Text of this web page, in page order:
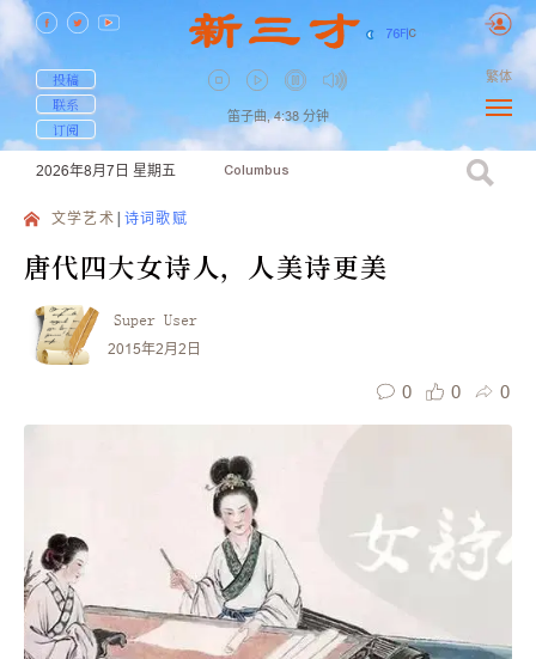
76F| C
投稿
联系
订阅
笛子曲, 4:38 分钟
繁体
2026年8月7日 星期五 Columbus
文学艺术 诗词歌赋
唐代四大女诗人，人美诗更美
Super User
2015年2月2日
0 0 0